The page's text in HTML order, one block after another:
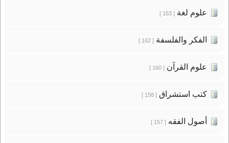
علوم لغة[ 163 ]
الفكر والفلسفة[ 162 ]
علوم القرآن[ 160 ]
كتب استشراق[ 158 ]
أصول الفقه[ 157 ]